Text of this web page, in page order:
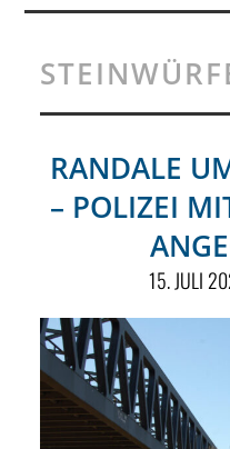
MAGAZIN
ÜBER UNS
RUBRIKEN
SPONSORING
KONTAKT
RANDALE
– POLIZEI
15. JULI